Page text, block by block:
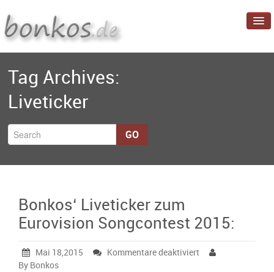
Startseite
Blog
Projekte
Über mich
Tag Archives:
Liveticker
GO
Bonkos‘ Liveticker zum
Eurovision Songcontest 2015:
Mai 18,2015 Kommentare deaktiviertfür
By Bonkos